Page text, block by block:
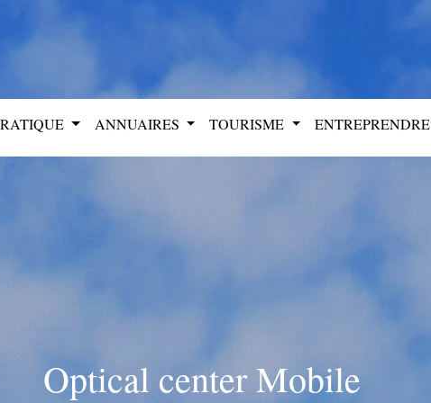
ANNUAIRES TOURISME ENTREPRENDRE
Optical center Mobile